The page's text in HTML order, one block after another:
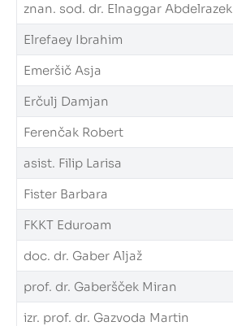
znan. sod. dr. Elnaggar Abdelrazek
Elrefaey Ibrahim
Emeršič Asja
Erčulj Damjan
Ferenčak Robert
asist. Filip Larisa
Fister Barbara
FKKT Eduroam
doc. dr. Gaber Aljaž
prof. dr. Gaberšček Miran
izr. prof. dr. Gazvoda Martin